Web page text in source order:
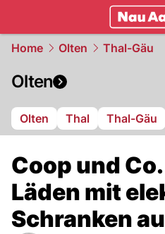
Home Olten Thal-Gäu
Olten
Olten Thal Thal-Gäu
Coop und
Läden mit
Schranken